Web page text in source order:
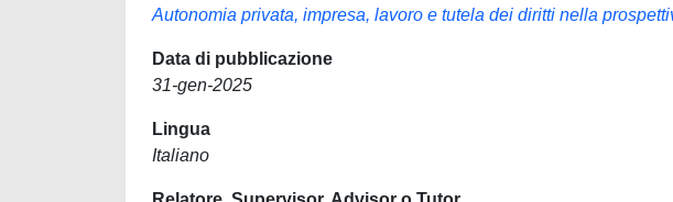
Autonomia privata, impresa, lavoro e tutela dei diritti nella
Data di pubblicazione
31-gen-2025
Lingua
Italiano